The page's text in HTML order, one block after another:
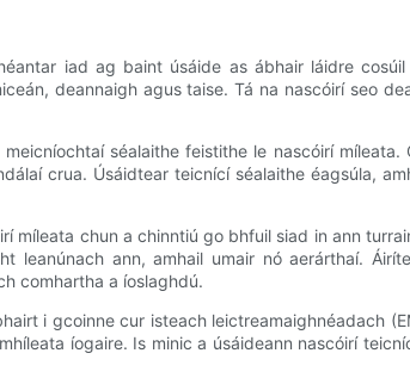
iad ag baint úsáide as ábhair láidre
deannaigh agus taise. Tá na nascóirí seo
séalaithe feistithe le nascóirí
crua. Úsáidtear teicnící séalaithe éagsúla,
chun a chinntiú go bhfuil siad in ann
ann, amhail umair nó aerárthaí.
comhartha a íoslaghdú.
i gcoinne cur isteach leictreamaighnéadach
íogaire. Is minic a úsáideann nascóirí